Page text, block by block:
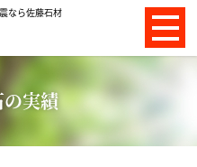
なら佐藤石材
実績